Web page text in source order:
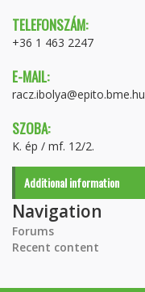
TELEFONSZÁM:
+36 1 463 2247
E-MAIL:
racz.ibolya@epito.bme.hu
SZOBA:
K. ép / mf. 12/2.
Additional information
Navigation
Forums
Recent content